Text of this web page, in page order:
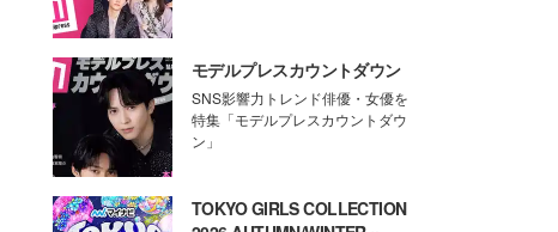
モデルプレスカウントダウン
SNS影響力トレンド俳優・女優を
特集「モデルプレスカウントダウ
ン」
TOKYO GIRLS COLLECTION